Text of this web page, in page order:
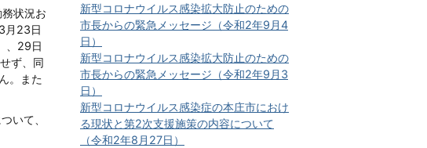
状況お
月23日
、29日
ず、同
。また
いて、
新型コロナウイルス感染拡大防止のための
市長からの緊急メッセージ（令和2年9月4
日）
新型コロナウイルス感染拡大防止のための
市長からの緊急メッセージ（令和2年9月3
日）
新型コロナウイルス感染症の本庄市におけ
る現状と第2次支援施策の内容について
（令和2年8月27日）